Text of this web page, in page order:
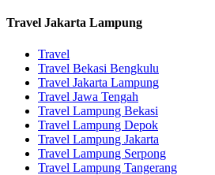
Travel Jakarta Lampung
Travel
Travel Bekasi Bengkulu
Travel Jakarta Lampung
Travel Jawa Tengah
Travel Lampung Bekasi
Travel Lampung Depok
Travel Lampung Jakarta
Travel Lampung Serpong
Travel Lampung Tangerang